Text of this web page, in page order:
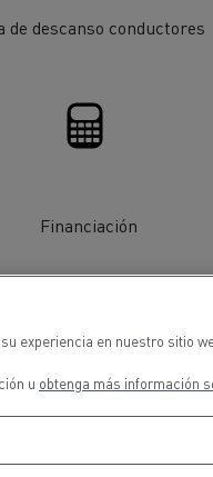
de descanso conductores
Financiación
experiencia en nuestro sitio
u obtenga más información